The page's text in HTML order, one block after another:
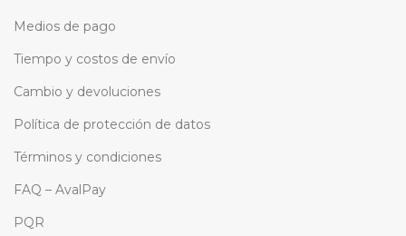
Medios de pago
Tiempo y costos de envío
Cambio y devoluciones
Política de protección de datos
Términos y condiciones
FAQ – AvalPay
PQR